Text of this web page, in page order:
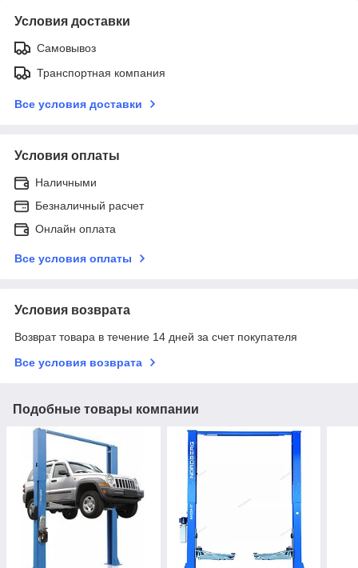
Условия доставки
Самовывоз
Транспортная компания
Все условия доставки
Условия оплаты
Наличными
Безналичный расчет
Онлайн оплата
Все условия оплаты
Условия возврата
Возврат товара в течение 14 дней за счет покупателя
Все условия возврата
Подобные товары компании